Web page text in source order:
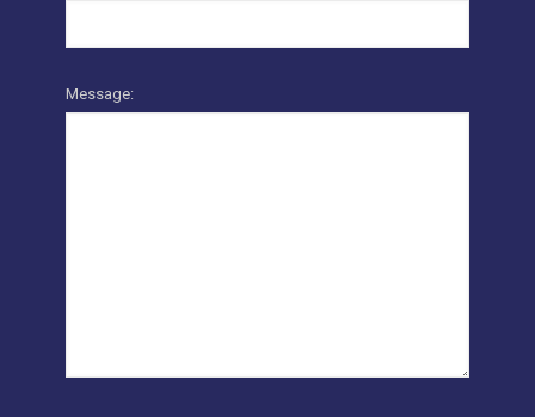
Message: